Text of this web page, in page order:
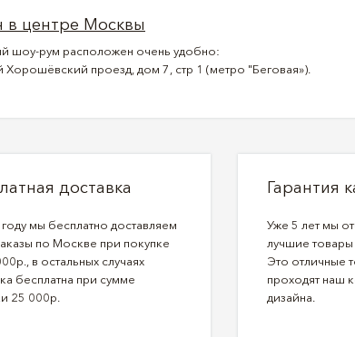
в центре Москвы
шоу-рум расположен очень удобно:
Хорошёвский проезд, дом 7, стр 1 (метро "Беговая»).
доставка
мы бесплатно доставляем
по Москве при покупке
в остальных случаях
бесплатна при сумме
25 000р.
Гарантия
Уже 5 лет мы
лучшие товары
Это отличные
проходят наш
дизайна.